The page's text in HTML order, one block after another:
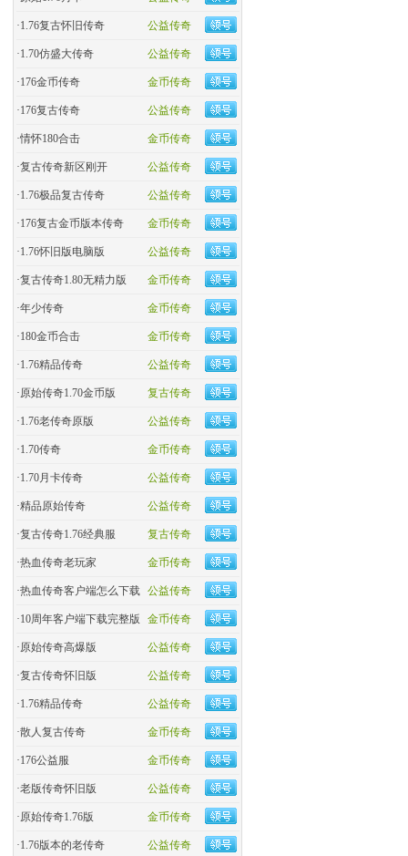
公益传奇
·1.76复古怀旧传奇
公益传奇
·1.70仿盛大传奇
金币传奇
·176金币传奇
公益传奇
·176复古传奇
金币传奇
·情怀180合击
公益传奇
·复古传奇新区刚开
公益传奇
·1.76极品复古传奇
金币传奇
·176复古金币版本传奇
公益传奇
·1.76怀旧版电脑版
金币传奇
·复古传奇1.80无精力版
金币传奇
·年少传奇
金币传奇
·180金币合击
公益传奇
·​1.76精品传奇
复古传奇
·原始传奇1.70金币版
公益传奇
·1.76老传奇原版
金币传奇
·1.70传奇
公益传奇
·1.70月卡传奇
公益传奇
·精品原始传奇
复古传奇
·复古传奇1.76经典服
金币传奇
·热血传奇老玩家
公益传奇
·热血传奇客户端怎么下载
金币传奇
·10周年客户端下载完整版
公益传奇
·原始传奇高爆版
公益传奇
·复古传奇怀旧版
公益传奇
·1.76精品传奇
金币传奇
·散人复古传奇
金币传奇
·176公益服
公益传奇
·老版传奇怀旧版
金币传奇
·原始传奇1.76版
公益传奇
·1.76版本的老传奇